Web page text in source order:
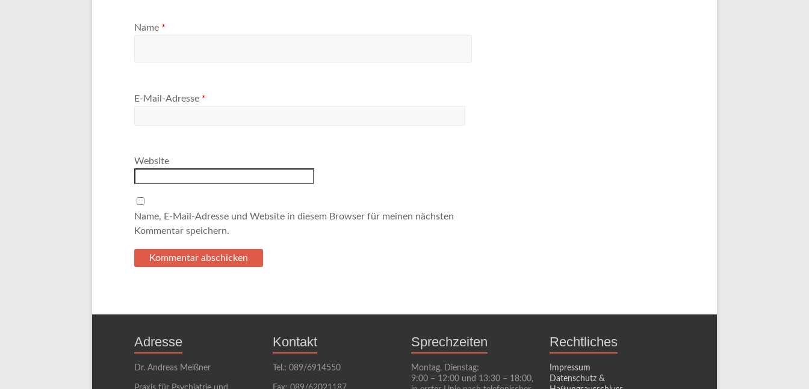
Name *
E-Mail-Adresse *
Website
Name, E-Mail-Adresse und Website in diesem Browser für meinen nächsten
Kommentar speichern.
Adresse
Dr. Andreas Meißner
Kontakt
Tel.: 089/6914550
Sprechzeiten
Montag, Dienstag:
9:00 – 12:00 und 13:30 – 18:00,
Rechtliches
Impressum
Datenschutz &